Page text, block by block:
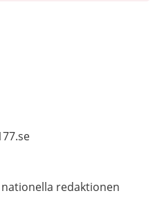
nationella redaktionen